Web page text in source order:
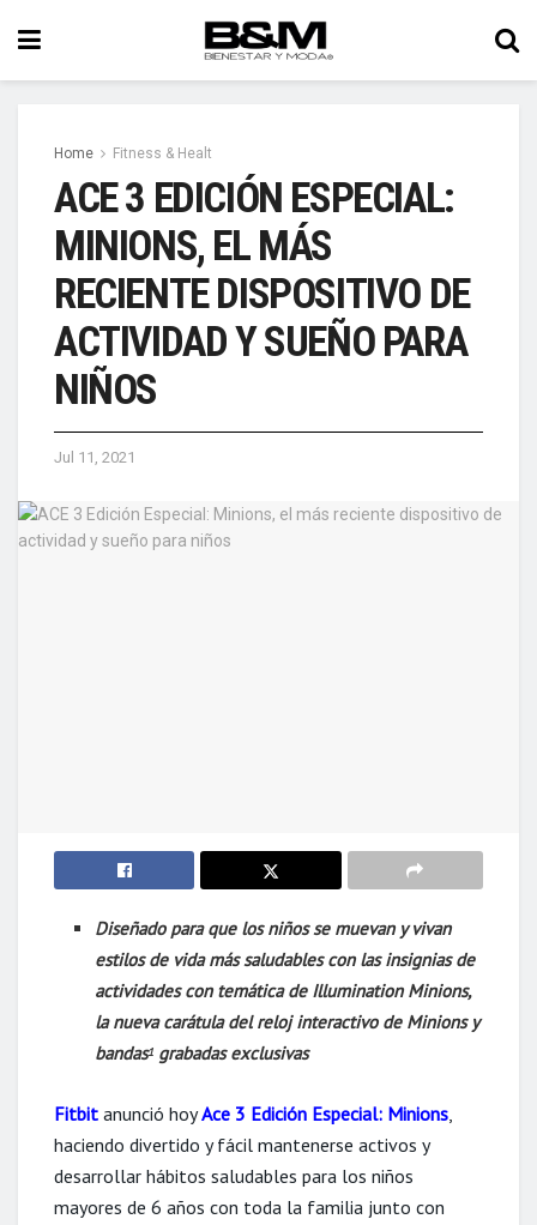
Home Fitness & Healt
ACE 3 EDICIÓN ESPECIAL:
MINIONS, EL MÁS
RECIENTE DISPOSITIVO DE
ACTIVIDAD Y SUEÑO PARA
NIÑOS
Jul 11, 2021
Diseñado para que los niños se muevan y vivan
estilos de vida más saludables con las insignias de
actividades con temática de Illumination Minions,
la nueva carátula del reloj interactivo de Minions y
bandas1 grabadas exclusivas
Fitbit anunció hoyAce 3 Edición Especial: Minions,
haciendo divertido y fácil mantenerse activos y
desarrollar hábitos saludables para los niños
mayores de 6 años con toda la familia junto con